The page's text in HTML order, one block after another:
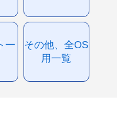
一
その他、全OS
用一覧